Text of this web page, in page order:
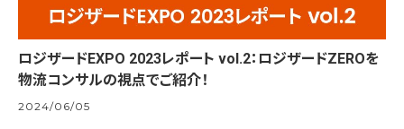
ロジザードEXPO 2023レポート vol.2：ロジザードZEROを
物流コンサルの視点でご紹介！
2024/06/05